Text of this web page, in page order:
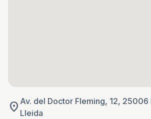
location_on Av. del Doctor Fleming, 12, 25006
Lleida